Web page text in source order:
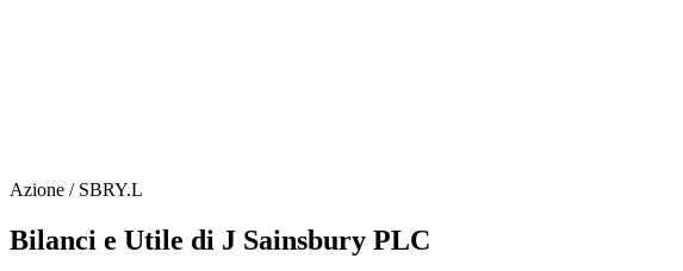
Azione / SBRY.L
Bilanci e Utile di J Sainsbury PLC